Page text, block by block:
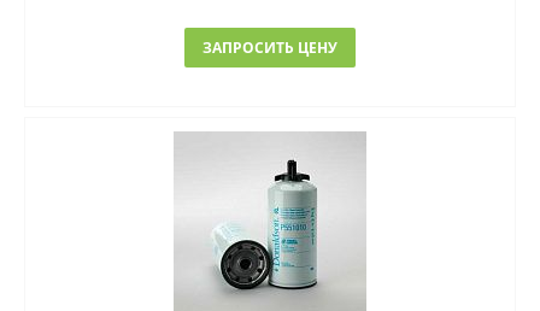
ЗАПРОСИТЬ ЦЕНУ